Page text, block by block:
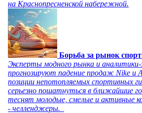
на Краснопресненской набережной.
Борьба за рынок
Эксперты модного рынка и
прогнозируют падение продаж Nike и
позиции непотопляемых спортивных
серьезно пошатнуться в ближайшие
теснят молодые, смелые и активные
- челленджеры.